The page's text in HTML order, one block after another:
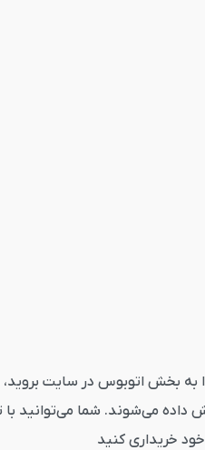
بلیط اتوبوس گلپایگان تهران از
داده می‌شوند. شما می‌توانید
خود خریداری کنید